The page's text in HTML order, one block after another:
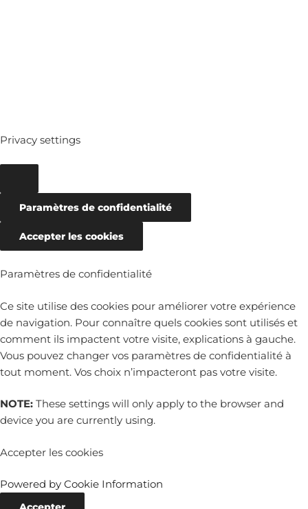
Privacy settings
Paramètres de confidentialité
Accepter les cookies
Paramètres de confidentialité
Ce site utilise des cookies pour améliorer votre expérience
de navigation. Pour connaître quels cookies sont utilisés et
comment ils impactent votre visite, explications à gauche.
Vous pouvez changer vos paramètres de confidentialité à
tout moment. Vos choix n’impacteront pas votre visite.
NOTE: These settings will only apply to the browser and
device you are currently using.
Accepter les cookies
Powered by Cookie Information